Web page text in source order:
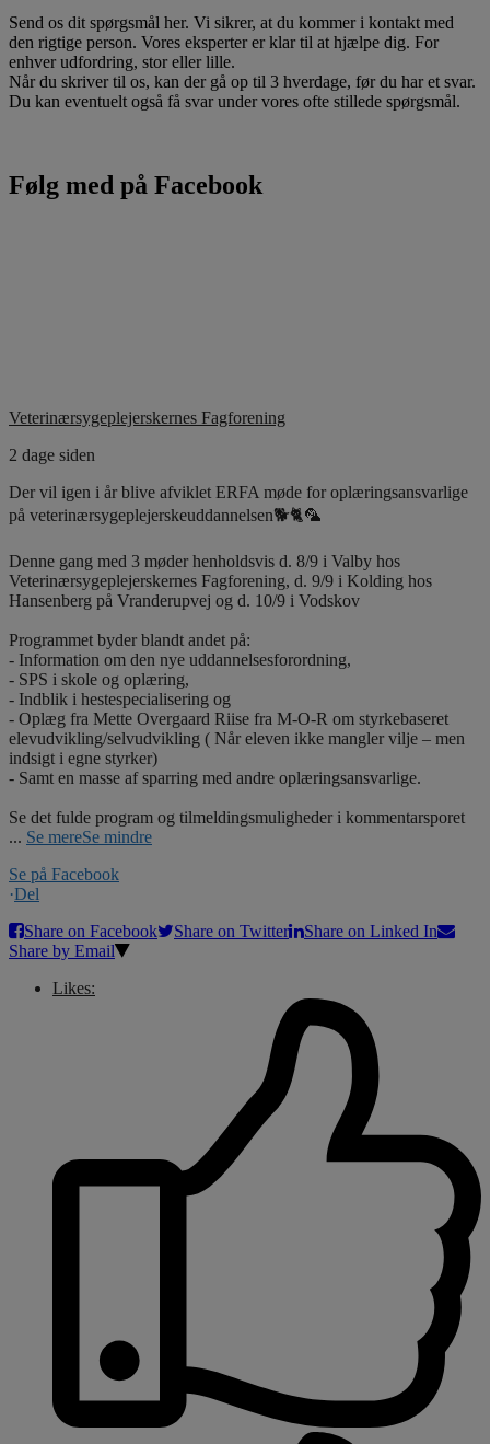
Send os dit spørgsmål her. Vi sikrer, at du kommer i kontakt med
den rigtige person. Vores eksperter er klar til at hjælpe dig. For
enhver udfordring, stor eller lille.
Når du skriver til os, kan der gå op til 3 hverdage, før du har et svar.
Du kan eventuelt også få svar under vores ofte stillede spørgsmål.
Følg med på Facebook
Veterinærsygeplejerskernes Fagforening
2 dage siden
Der vil igen i år blive afviklet ERFA møde for oplæringsansvarlige
på veterinærsygeplejerskeuddannelsen🐕🐈🦜
Denne gang med 3 møder henholdsvis d. 8/9 i Valby hos
Veterinærsygeplejerskernes Fagforening, d. 9/9 i Kolding hos
Hansenberg på Vranderupvej og d. 10/9 i Vodskov
Programmet byder blandt andet på:
- Information om den nye uddannelsesforordning,
- SPS i skole og oplæring,
- Indblik i hestespecialisering og
- Oplæg fra Mette Overgaard Riise fra M-O-R om styrkebaseret
elevudvikling/selvudvikling ( Når eleven ikke mangler vilje – men
indsigt i egne styrker)
- Samt en masse af sparring med andre oplæringsansvarlige.
Se det fulde program og tilmeldingsmuligheder i kommentarsporet
... Se mereSe mindre
Se på Facebook
·Del
Share on Facebook
Share on Twitter
Share on Linked In
Share by Email
Likes: